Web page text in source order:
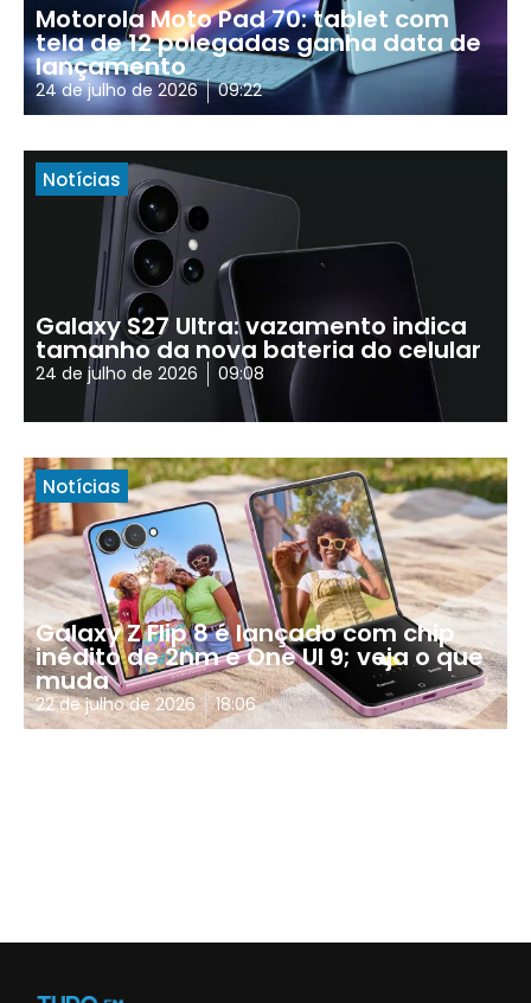
Motorola Moto Pad 70: tablet com
tela de 12 polegadas ganha data de
lançamento
24 de julho de 2026 09:22
Notícias
Galaxy S27 Ultra: vazamento indica
tamanho da nova bateria do celular
24 de julho de 2026 09:08
Notícias
Galaxy Z Flip 8 é lançado com chip
inédito de 2nm e One UI 9; veja o que
muda
22 de julho de 2026 18:06